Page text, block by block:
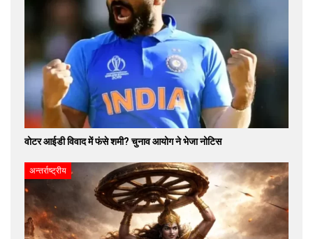
वोटर आईडी विवाद में फंसे शमी? चुनाव आयोग ने भेजा नोटिस
अन्तर्राष्ट्रीय